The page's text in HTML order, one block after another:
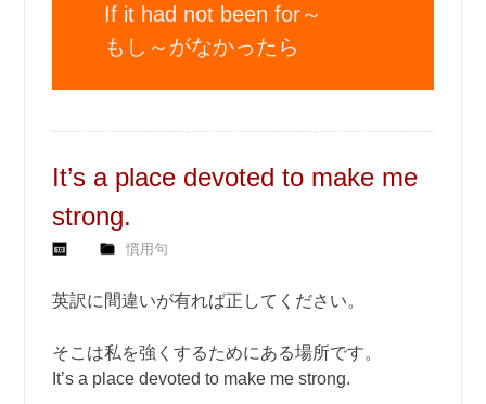
If it had not been for～
もし～がなかったら
It’s a place devoted to make me
strong.
慣用句
英訳に間違いが有れば正してください。
そこは私を強くするためにある場所です。
It’s a place devoted to make me strong.